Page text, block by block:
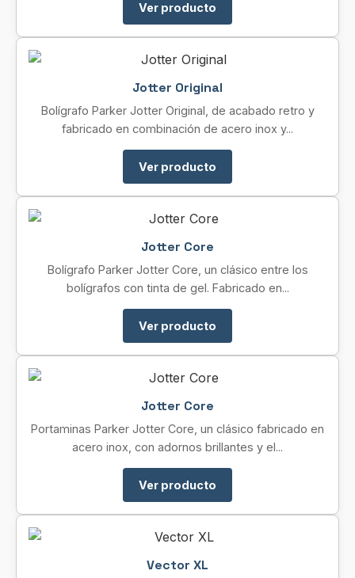
Ver producto
Jotter Original
Bolígrafo Parker Jotter Original, de acabado retro y
fabricado en combinación de acero inox y...
Ver producto
Jotter Core
Bolígrafo Parker Jotter Core, un clásico entre los
bolígrafos con tinta de gel. Fabricado en...
Ver producto
Jotter Core
Portaminas Parker Jotter Core, un clásico fabricado en
acero inox, con adornos brillantes y el...
Ver producto
Vector XL